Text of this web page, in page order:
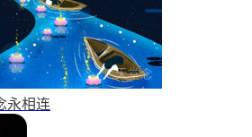
永相连